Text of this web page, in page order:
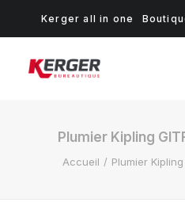
Kerger all in one
Plumier Kipling
Accueil Plumier Kipling